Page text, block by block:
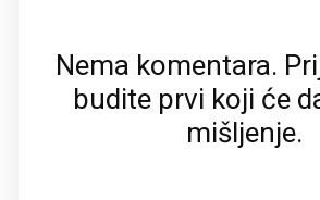
Nema komentara.
budite prvi koji će
mišljenje.